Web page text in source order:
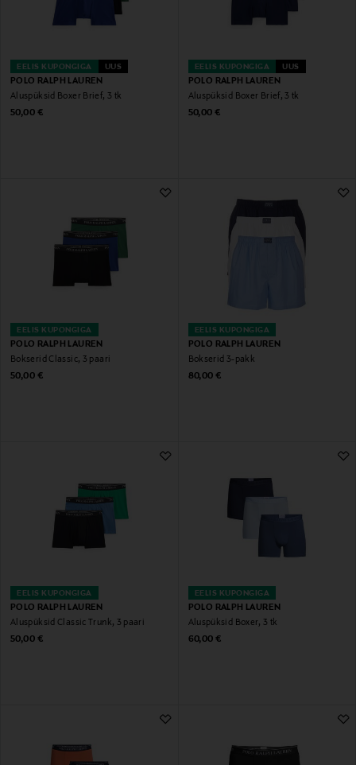
EELIS KUPONGIGA UUS
POLO RALPH LAUREN
Aluspüksid Boxer Brief, 3 tk
Original Price
50,00 €
EELIS KUPONGIGA UUS
POLO RALPH LAUREN
Aluspüksid Boxer Brief, 3 tk
Original Price
50,00 €
EELIS KUPONGIGA
POLO RALPH LAUREN
Bokserid Classic, 3 paari
Original Price
50,00 €
EELIS KUPONGIGA
POLO RALPH LAUREN
Bokserid 3-pakk
Original Price
80,00 €
EELIS KUPONGIGA
POLO RALPH LAUREN
Aluspüksid Classic Trunk, 3 paari
Original Price
50,00 €
EELIS KUPONGIGA
POLO RALPH LAUREN
Aluspüksid Boxer, 3 tk
Original Price
60,00 €